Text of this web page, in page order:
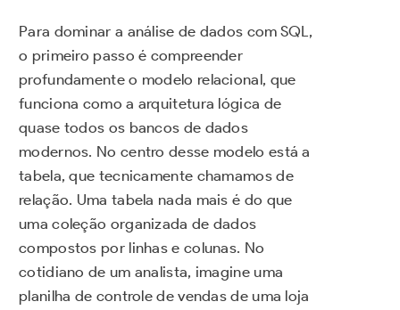
Para dominar a análise de dados com SQL,
o primeiro passo é compreender
profundamente o modelo relacional, que
funciona como a arquitetura lógica de
quase todos os bancos de dados
modernos. No centro desse modelo está a
tabela, que tecnicamente chamamos de
relação. Uma tabela nada mais é do que
uma coleção organizada de dados
compostos por linhas e colunas. No
cotidiano de um analista, imagine uma
planilha de controle de vendas de uma loja